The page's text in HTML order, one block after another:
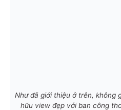
Như đã giới thiệu ở trên, không
hữu view đẹp với ban công